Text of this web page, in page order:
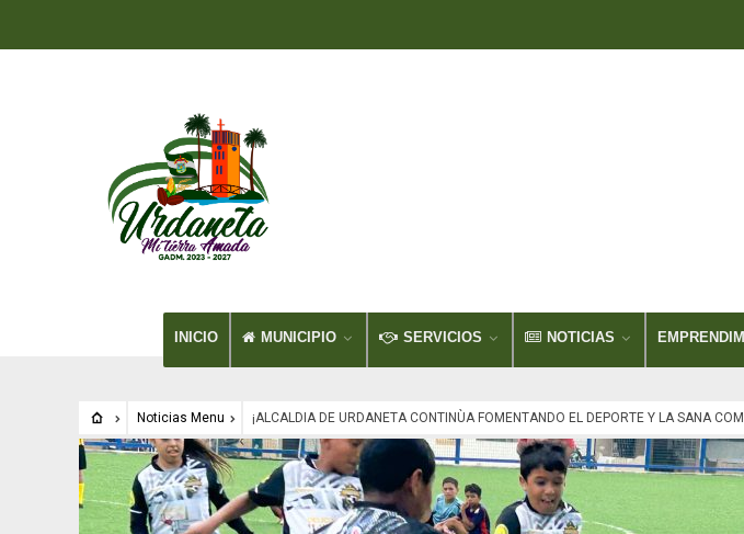
INICIO MUNICIPIO SERVICIOS NOTICIAS
Noticias Menu ¡ALCALDIA DE URDANETA CONTINÙA FOMENTANDO EL DEPORTE Y LA SANA